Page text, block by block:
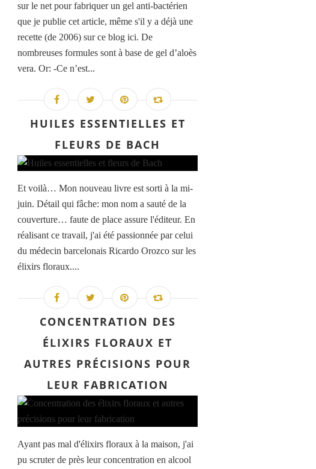
sur le net pour fabriquer un gel anti-bactérien
que je publie cet article, même s'il y a déjà une
recette (de 2006) sur ce blog ici. De
nombreuses formules sont à base de gel d’aloès
vera. Or: -Ce n’est...
HUILES ESSENTIELLES ET
FLEURS DE BACH
Et voilà… Mon nouveau livre est sorti à la mi-
juin. Détail qui fâche: mon nom a sauté de la
couverture… faute de place assure l'éditeur. En
réalisant ce travail, j'ai été passionnée par celui
du médecin barcelonais Ricardo Orozco sur les
élixirs floraux....
CONCENTRATION DES
ÉLIXIRS FLORAUX ET
AUTRES PRÉCISIONS POUR
LEUR FABRICATION
Ayant pas mal d'élixirs floraux à la maison, j'ai
pu scruter de près leur concentration en alcool